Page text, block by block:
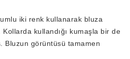
iki renk kullanarak bluza
kullandığı kumaşla bir de
Bluzun görüntüsü tamamen